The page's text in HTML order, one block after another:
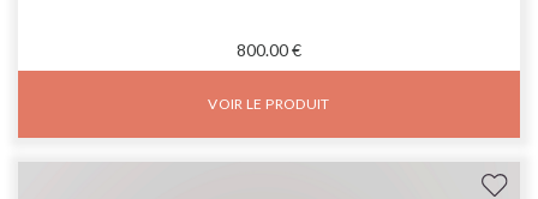
800.00 €
VOIR LE PRODUIT